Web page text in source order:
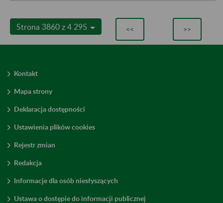
Strona 3860 z 4 295 << >>
Kontakt
Mapa strony
Deklaracja dostępności
Ustawienia plików cookies
Rejestr zmian
Redakcja
Informacje dla osób niesłyszących
Ustawa o dostępie do informacji publicznej